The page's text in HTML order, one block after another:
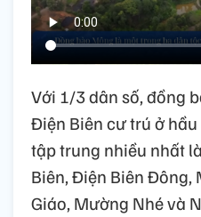
Với 1/3 dân số, đồng
Điện Biên cư trú ở
tập trung nhiều nhất
Biên, Điện Biên Đông,
Giáo, Mường Nhé và